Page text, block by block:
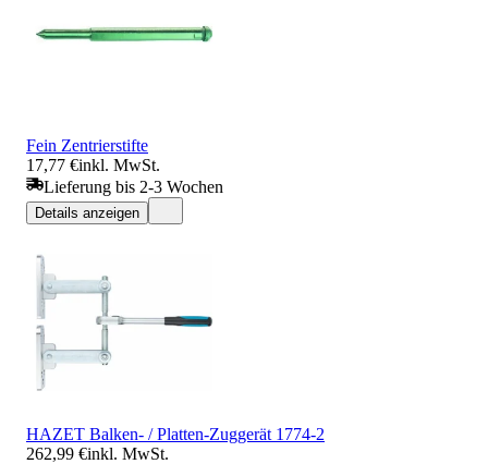
Fein Zentrierstifte
17,77 €inkl. MwSt.
Lieferung bis 2-3 Wochen
Details anzeigen
HAZET Balken- / Platten-Zuggerät 1774-2
262,99 €inkl. MwSt.